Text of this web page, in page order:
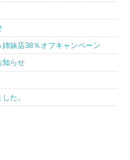
妹店38％オフキャンペーン
知らせ
した。